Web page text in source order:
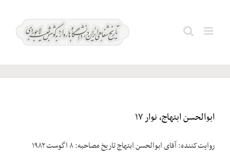
اسکندری؛
ابوالحسن ابتهاج، نوار ۱۷
روایت‌کننده: آقای ابوالحسن ابتهاج تاریخ مصاحبه: ۸ اگوست ۱۹۸۲